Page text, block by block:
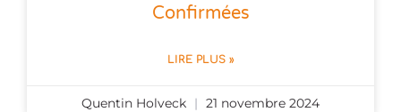
Confirmées
LIRE PLUS »
Quentin Holveck 21 novembre 2024